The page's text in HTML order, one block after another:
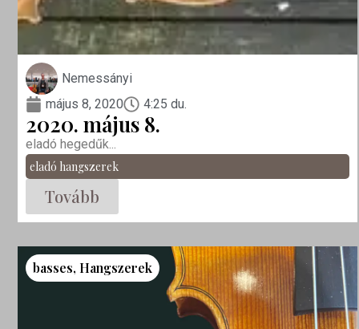
Nemessányi
május 8, 2020
4:25 du.
2020. május 8.
eladó hegedűk...
eladó hangszerek
Tovább
basses, Hangszerek